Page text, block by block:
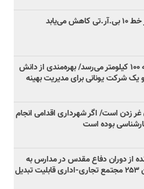
مسیر سرزندگی تا پایان سال به ۱۰۰ کیلومتر می‌رسد/ بهره‌مندی از دانش
شرکت یونانی برای مدیریت بهینه
زدن است/ اگر شهرداری اقدامی انجام
بوده است
بازمانده از دوران دفاع مقدس در مدارس به
شرط بهسازی/ طبقات زیرزمین ۲۵۳ مجتمع تجاری-اداری قابلیت تبدیل